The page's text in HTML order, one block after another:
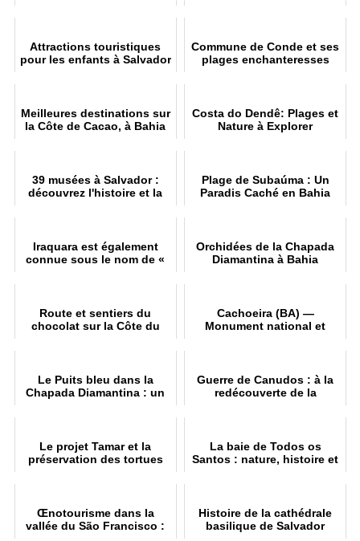
Attractions touristiques
pour les enfants à Salvador
Commune de Conde et ses
plages enchanteresses
Meilleures destinations sur
la Côte de Cacao, à Bahia
Costa do Dendê: Plages et
Nature à Explorer
39 musées à Salvador :
découvrez l'histoire et la
Plage de Subaúma : Un
Paradis Caché en Bahia
Iraquara est également
connue sous le nom de «
Orchidées de la Chapada
Diamantina à Bahia
Route et sentiers du
chocolat sur la Côte du
Cachoeira (BA) —
Monument national et
Le Puits bleu dans la
Chapada Diamantina : un
Guerre de Canudos : à la
redécouverte de la
Le projet Tamar et la
préservation des tortues
La baie de Todos os
Santos : nature, histoire et
Œnotourisme dans la
vallée du São Francisco :
Histoire de la cathédrale
basilique de Salvador